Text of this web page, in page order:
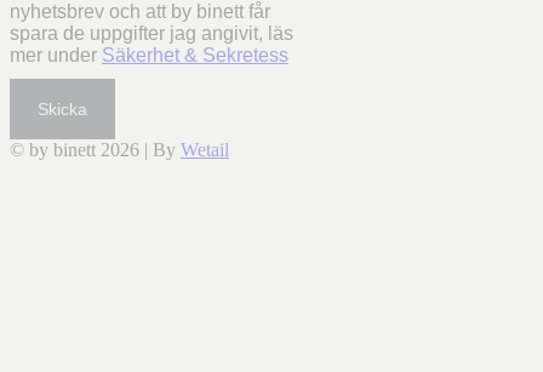
nyhetsbrev och att by binett får
spara de uppgifter jag angivit, läs
mer under Säkerhet & Sekretess
Skicka
© by binett 2026 | By Wetail